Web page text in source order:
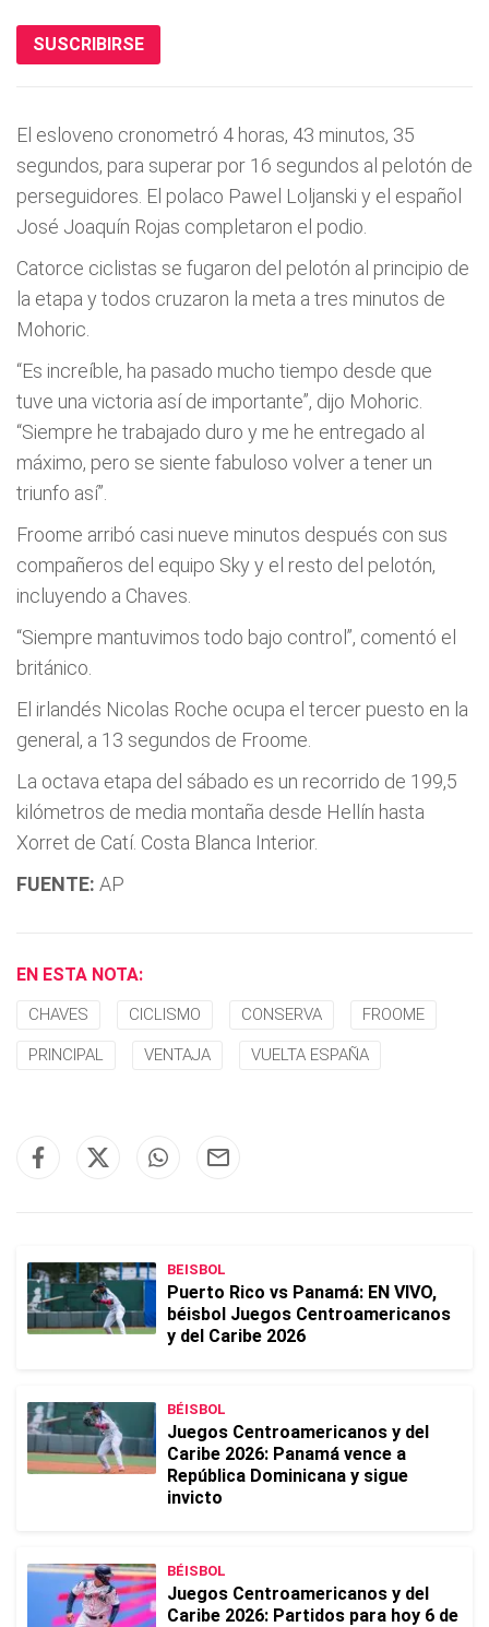
SUSCRIBIRSE
El esloveno cronometró 4 horas, 43 minutos, 35
segundos, para superar por 16 segundos al pelotón de
perseguidores. El polaco Pawel Loljanski y el español
José Joaquín Rojas completaron el podio.
Catorce ciclistas se fugaron del pelotón al principio de
la etapa y todos cruzaron la meta a tres minutos de
Mohoric.
“Es increíble, ha pasado mucho tiempo desde que
tuve una victoria así de importante”, dijo Mohoric.
“Siempre he trabajado duro y me he entregado al
máximo, pero se siente fabuloso volver a tener un
triunfo así”.
Froome arribó casi nueve minutos después con sus
compañeros del equipo Sky y el resto del pelotón,
incluyendo a Chaves.
“Siempre mantuvimos todo bajo control”, comentó el
británico.
El irlandés Nicolas Roche ocupa el tercer puesto en la
general, a 13 segundos de Froome.
La octava etapa del sábado es un recorrido de 199,5
kilómetros de media montaña desde Hellín hasta
Xorret de Catí. Costa Blanca Interior.
FUENTE: AP
EN ESTA NOTA:
CHAVES CICLISMO CONSERVA FROOME
PRINCIPAL VENTAJA VUELTA ESPAÑA
BEISBOL
Puerto Rico vs Panamá: EN VIVO,
béisbol Juegos Centroamericanos
y del Caribe 2026
BÉISBOL
Juegos Centroamericanos y del
Caribe 2026: Panamá vence a
República Dominicana y sigue
invicto
BÉISBOL
Juegos Centroamericanos y del
Caribe 2026: Partidos para hoy 6 de